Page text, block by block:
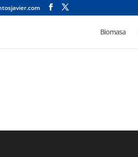
Biomasa